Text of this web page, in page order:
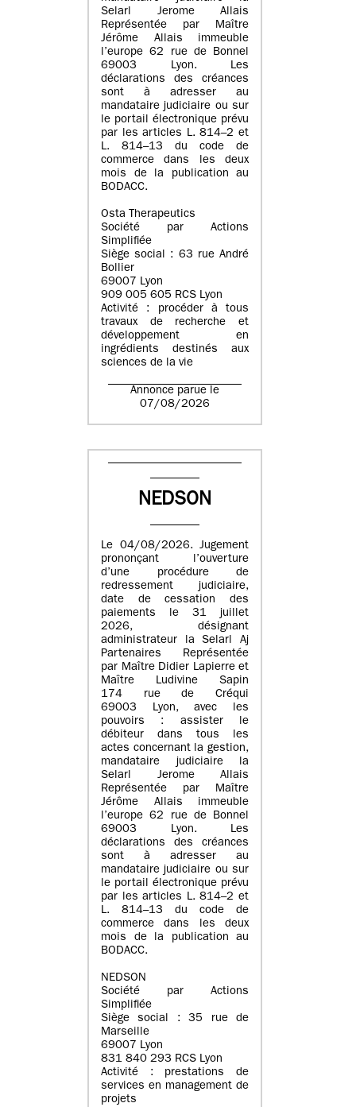
Selarl Jerome Allais
Représentée par Maître
Jérôme Allais immeuble
l’europe 62 rue de Bonnel
69003 Lyon. Les
déclarations des créances
sont à adresser au
mandataire judiciaire ou sur
le portail électronique prévu
par les articles L. 814–2 et
L. 814–13 du code de
commerce dans les deux
mois de la publication au
BODACC.
Osta Therapeutics
Société par Actions
Simplifiée
Siège social : 63 rue André
Bollier
69007 Lyon
909 005 605 RCS Lyon
Activité : procéder à tous
travaux de recherche et
développement en
ingrédients destinés aux
sciences de la vie
Annonce parue le
07/08/2026
NEDSON
Le 04/08/2026. Jugement
prononçant l’ouverture
d’une procédure de
redressement judiciaire,
date de cessation des
paiements le 31 juillet
2026, désignant
administrateur la Selarl Aj
Partenaires Représentée
par Maître Didier Lapierre et
Maître Ludivine Sapin
174 rue de Créqui
69003 Lyon, avec les
pouvoirs : assister le
débiteur dans tous les
actes concernant la gestion,
mandataire judiciaire la
Selarl Jerome Allais
Représentée par Maître
Jérôme Allais immeuble
l’europe 62 rue de Bonnel
69003 Lyon. Les
déclarations des créances
sont à adresser au
mandataire judiciaire ou sur
le portail électronique prévu
par les articles L. 814–2 et
L. 814–13 du code de
commerce dans les deux
mois de la publication au
BODACC.
NEDSON
Société par Actions
Simplifiée
Siège social : 35 rue de
Marseille
69007 Lyon
831 840 293 RCS Lyon
Activité : prestations de
services en management de
projets